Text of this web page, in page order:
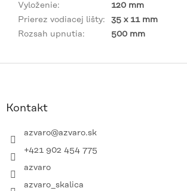
Vyloženie:
120 mm
Prierez vodiacej lišty:
35 x 11 mm
Rozsah upnutia: 500 mm
Kontakt
azvaro@azvaro.sk
+421 902 454 775
azvaro
azvaro_skalica